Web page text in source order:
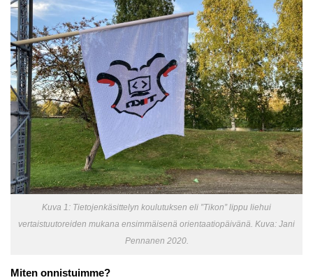
Kuva 1: Tietojenkäsittelyn koulutuksen eli ”Tikon” lippu liehui
vertaistuutoreiden mukana ensimmäisenä orientaatiopäivänä. Kuva: Jani
Pennanen 2020.
Miten onnistuimme?